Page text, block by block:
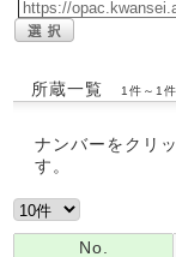
所蔵一覧 1件～1
ナンバーをクリ
す。
No.